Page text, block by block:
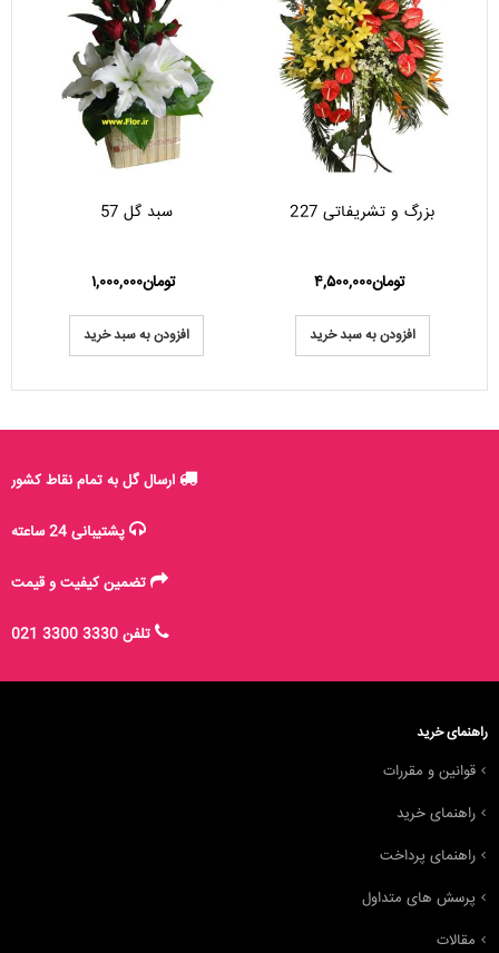
سبد گل 57
۱,۰۰۰,۰۰۰تومان
افزودن به سبد خرید
بزرگ و تشریفاتی 227
۴,۵۰۰,۰۰۰تومان
افزودن به سبد خرید
ارسال گل به تمام نقاط کشور
پشتیبانی 24 ساعته
تضمین کیفیت و قیمت
تلفن 3330 3300 021
راهنمای خرید
قوانین و مقررات
راهنمای خرید
راهنمای پرداخت
پرسش های متداول
مقالات